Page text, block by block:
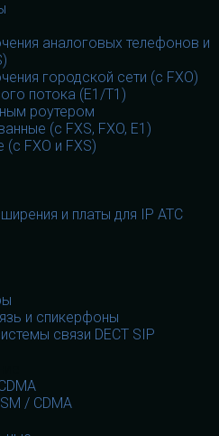
аналоговых телефонов и
городской сети (с FXO)
потока (E1/T1)
роутером
(c FXS, FXO, E1)
(с FXO и FXS)
и платы для IP АТС
и спикерфоны
связи DECT SIP
/ CDMA